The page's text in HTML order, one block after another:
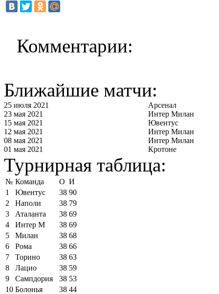
Комментарии:
Ближайшие матчи:
25 июля 2021
Арсенал
23 мая 2021
Интер Милан
15 мая 2021
Ювентус
12 мая 2021
Интер Милан
08 мая 2021
Интер Милан
01 мая 2021
Кротоне
Турнирная таблица:
№ Команда О И
1
Ювентус 38 90
2
Наполи 38 79
3
Аталанта 38 69
4
Интер М 38 69
5
Милан 38 68
6
Рома 38 66
7
Торино 38 63
8
Лацио 38 59
9
Сампдория 38 53
10 Болонья 38 44